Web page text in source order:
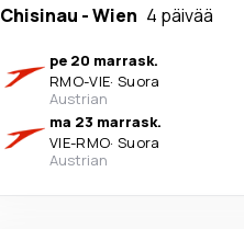
Chisinau -Wien 4 päivää
pe 20 marrask.
RMO-VIE· Suora
Austrian
ma 23 marrask.
VIE-RMO· Suora
Austrian